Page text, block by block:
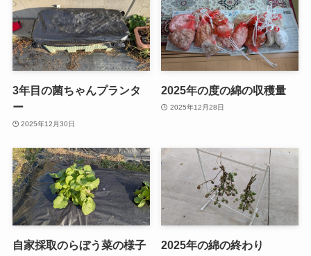
3年目の菌ちゃんプランタ
ー
2025年12月30日
2025年の度の綿の収穫量
2025年12月28日
自家採取のらぼう菜の様子 2025年の綿の終わり